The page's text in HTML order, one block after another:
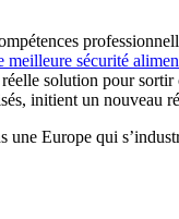
meilleure sécurité
solution pour
initient un nouveau
Europe qui